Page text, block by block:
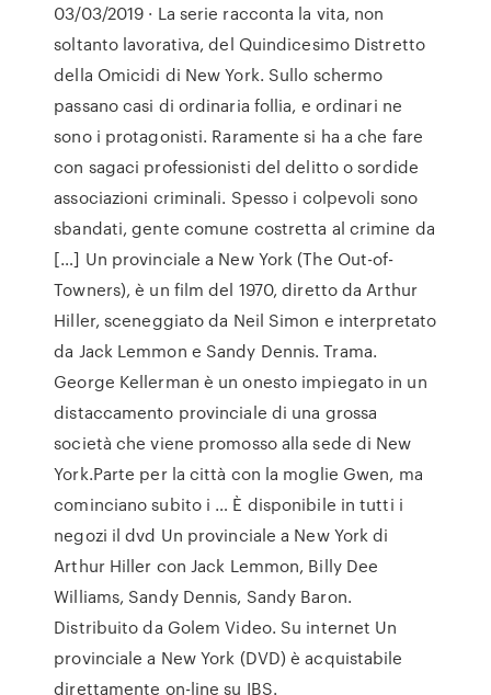
03/03/2019 · La serie racconta la vita, non
soltanto lavorativa, del Quindicesimo Distretto
della Omicidi di New York. Sullo schermo
passano casi di ordinaria follia, e ordinari ne
sono i protagonisti. Raramente si ha a che fare
con sagaci professionisti del delitto o sordide
associazioni criminali. Spesso i colpevoli sono
sbandati, gente comune costretta al crimine da
[…] Un provinciale a New York (The Out-of-
Towners), è un film del 1970, diretto da Arthur
Hiller, sceneggiato da Neil Simon e interpretato
da Jack Lemmon e Sandy Dennis. Trama.
George Kellerman è un onesto impiegato in un
distaccamento provinciale di una grossa
società che viene promosso alla sede di New
York.Parte per la città con la moglie Gwen, ma
cominciano subito i … È disponibile in tutti i
negozi il dvd Un provinciale a New York di
Arthur Hiller con Jack Lemmon, Billy Dee
Williams, Sandy Dennis, Sandy Baron.
Distribuito da Golem Video. Su internet Un
provinciale a New York (DVD) è acquistabile
direttamente on-line su IBS.